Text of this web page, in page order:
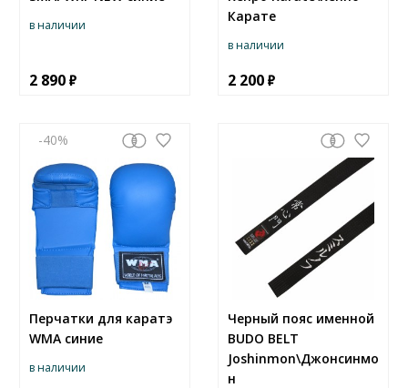
в наличии
2 890
Карате
в наличии
2 200
-40
Перчатки для каратэ
WMA синие
в наличии
Черный пояс именной
BUDO BELT
Joshinmon\Джонсинмо
н